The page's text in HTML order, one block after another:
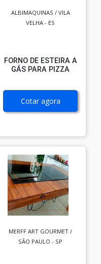
ALBIMAQUINAS / VILA
VELHA - ES
FORNO DE ESTEIRA A
GÁS PARA PIZZA
Cotar agora
MERFF ART GOURMET /
SÃO PAULO - SP